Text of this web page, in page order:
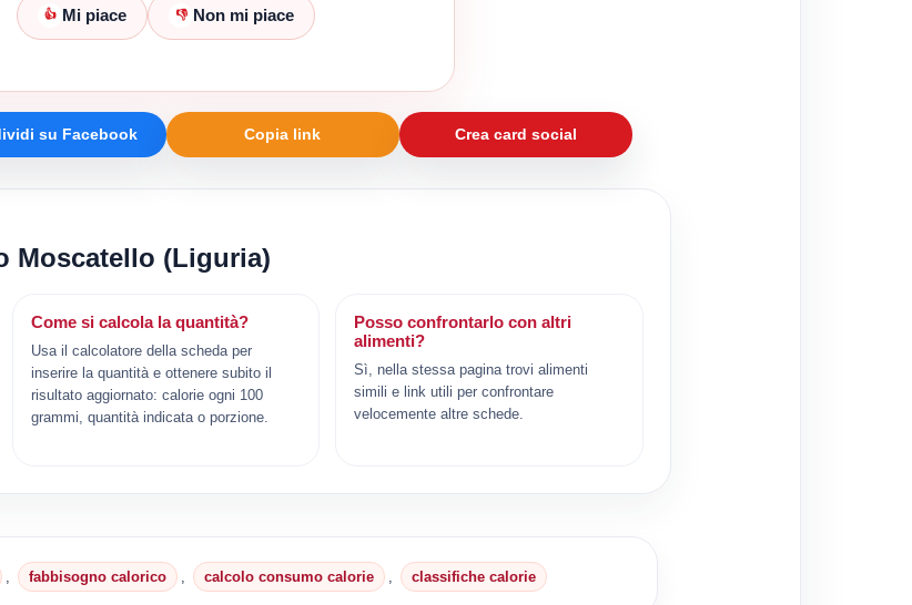
👍 Mi piace 👎 Non mi piace
su Facebook Copia link Crea card social
Moscatello (Liguria)
Come si calcola la quantità?
Usa il calcolatore della scheda per
inserire la quantità e ottenere subito il
risultato aggiornato: calorie ogni 100
grammi, quantità indicata o porzione.
Posso confrontarlo con altri
alimenti?
Sì, nella stessa pagina trovi alimenti
simili e link utili per confrontare
velocemente altre schede.
fabbisogno calorico calcolo consumo calorie classifiche calorie